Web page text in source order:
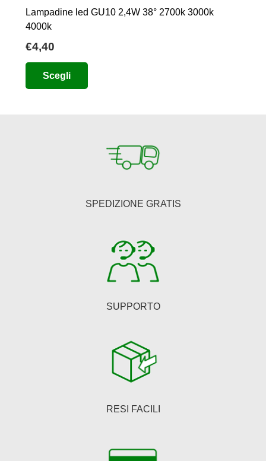
Lampadine led GU10 2,4W 38° 2700k 3000k
4000k
€4,40
Scegli
opzioni
pagina
prodotto
SPEDIZIONE GRATIS
SUPPORTO
RESI FACILI